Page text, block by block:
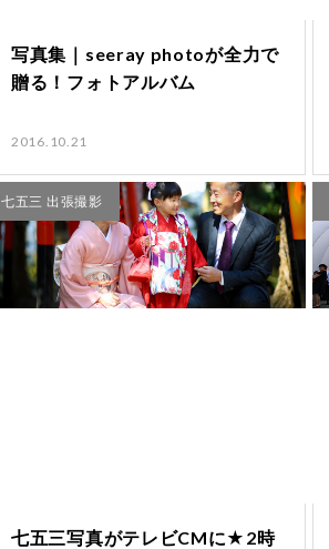
写真集｜seeray photoが全力で
贈る！フォトアルバム
2016.10.21
七五三 出張撮影
七五三写真がテレビCMに★2時